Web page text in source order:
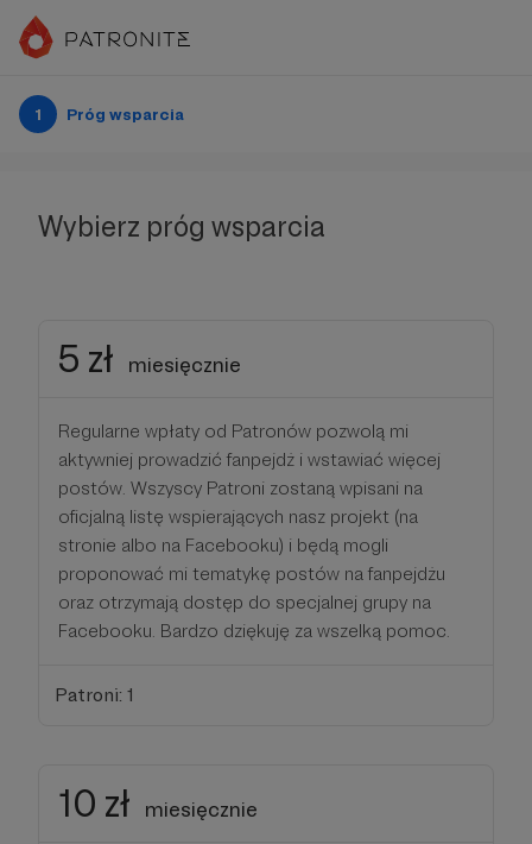
1 Próg wsparcia
Wybierz próg wsparcia
5 zł miesięcznie
Regularne wpłaty od Patronów pozwolą mi
aktywniej prowadzić fanpejdż i wstawiać więcej
postów. Wszyscy Patroni zostaną wpisani na
oficjalną listę wspierających nasz projekt (na
stronie albo na Facebooku) i będą mogli
proponować mi tematykę postów na fanpejdżu
oraz otrzymają dostęp do specjalnej grupy na
Facebooku. Bardzo dziękuję za wszelką pomoc.
Patroni: 1
10 zł miesięcznie